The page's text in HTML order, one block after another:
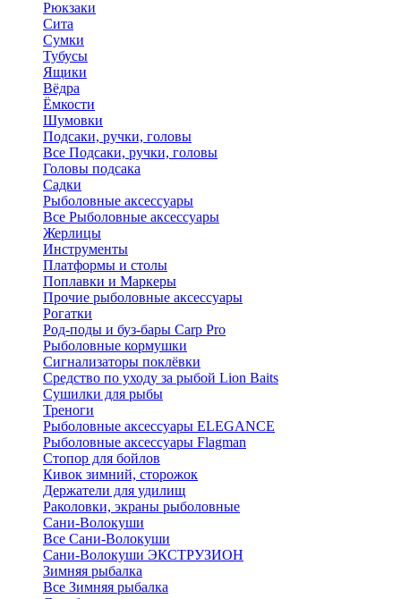
Рюкзаки
Сита
Сумки
Тубусы
Ящики
Вёдра
Ёмкости
Шумовки
Подсаки, ручки, головы
Все Подсаки, ручки, головы
Головы подсака
Садки
Рыболовные аксессуары
Все Рыболовные аксессуары
Жерлицы
Инструменты
Платформы и столы
Поплавки и Маркеры
Прочие рыболовные аксессуары
Рогатки
Род-поды и буз-бары Carp Pro
Рыболовные кормушки
Сигнализаторы поклёвки
Средство по уходу за рыбой Lion Baits
Сушилки для рыбы
Треноги
Рыболовные аксессуары ELEGANCE
Рыболовные аксессуары Flagman
Стопор для бойлов
Кивок зимний, сторожок
Держатели для удилищ
Раколовки, экраны рыболовные
Сани-Волокуши
Все Сани-Волокуши
Сани-Волокуши ЭКСТРУЗИОН
Зимняя рыбалка
Все Зимняя рыбалка